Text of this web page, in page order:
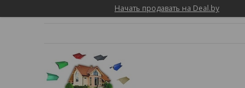
Начать продавать на Deal.by